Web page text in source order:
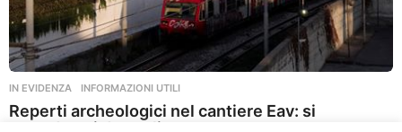
IN EVIDENZA ,INFORMAZIONI UTILI
Reperti archeologici nel cantiere Eav: si
attendono i dettagli